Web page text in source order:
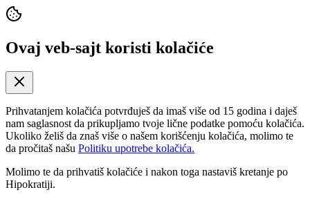
Ovaj veb-sajt koristi kolačiće
Prihvatanjem kolačića potvrđuješ da imaš više od 15 godina i daješ
nam saglasnost da prikupljamo tvoje lične podatke pomoću kolačića.
Ukoliko želiš da znaš više o našem korišćenju kolačića, molimo te
da pročitaš našu Politiku upotrebe kolačića.
Molimo te da prihvatiš kolačiće i nakon toga nastaviš kretanje po
Hipokratiji.